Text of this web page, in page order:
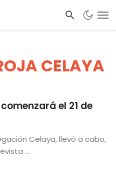
CELAYA
el 21 de
Celaya, llevó a cabo,
...